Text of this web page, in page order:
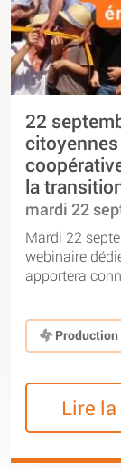
22
la
mardi 22
Mardi 22
webinaire
apportera
Lire